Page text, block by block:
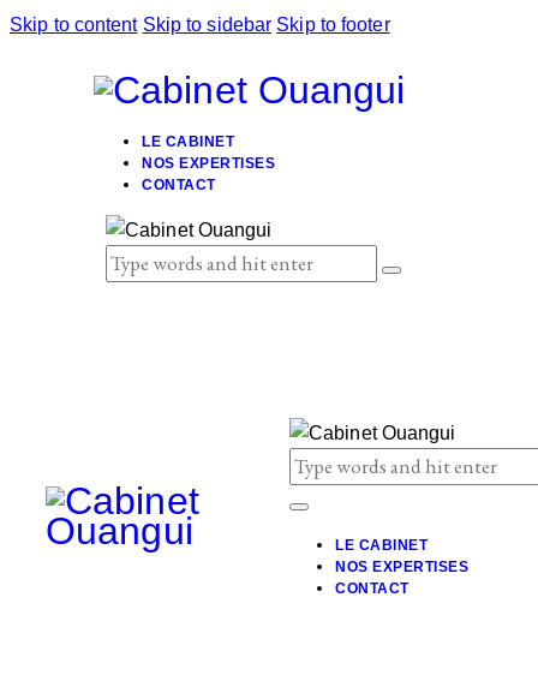
Skip to content Skip to sidebar Skip to footer
LE CABINET
NOS EXPERTISES
CONTACT
LE CABINET
NOS EXPERTISES
CONTACT